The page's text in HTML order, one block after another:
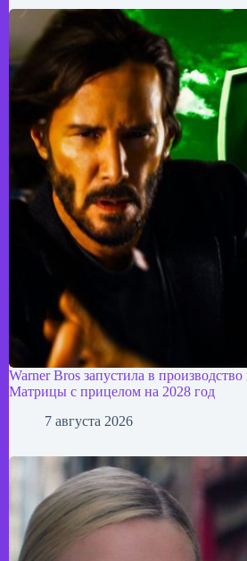
Warner Bros запустила в
Матрицы с прицелом на 2028 год
7 августа 2026